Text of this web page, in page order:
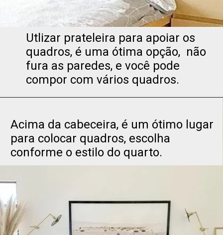
Utlizar prateleira para apoiar os
quadros, é uma ótima opção, não
fura as paredes, e você pode
compor com vários quadros.
Acima da cabeceira, é um ótimo lugar
para colocar quadros, escolha
conforme o estilo do quarto.